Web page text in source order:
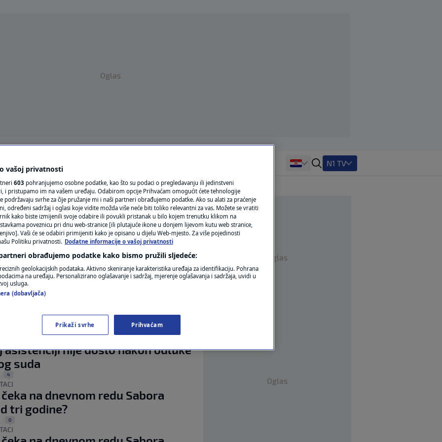
Oglas
N1 TEME
REGIJA
MAGAZIN
N1 KOMENTAR
KOLUMNE
VIDEO
N1 TV
O MILI MORALIĆ
Živjeti na Milin način
9. ožu.| 11
BOŽIĆ
Sjena: Još nijedno jedino rješenje o
asistenciji nije došlo nakon odluke
suda
4
na dnevnom redu Sabora
tri godine?
0
Oglas
Oglas
vašoj privatnosti
603 pohranjujemo osobne podatke, kao što su podaci o pregledavanju ili jedinstveni
i pristupamo im na vašem uređaju. Odabirom opcije Prihvaćam omogućit ćete tehnologije
podržavaju svrhe za čije pružanje mi i naši partneri obrađujemo podatke. Ako su alati za praćenje
određeni sadržaj i oglasi koje vidite možda više neće biti toliko relevantni za vas. Možete se vratiti
kako biste izmijenili svoje odabire ili povukli pristanak u bilo kojem trenutku klikom na
poveznicu pri dnu web-stranice [ili plutajuće ikone u donjem lijevom kutu web stranice,
Vaši će se odabiri primijeniti kako je opisano u dijelu Web-mjesto. Za više pojedinosti
Politiku privatnosti. Dodatne informacije o vašoj privatnosti
obrađujemo podatke kako bismo pružili sljedeće:
geolokacijskih podataka. Aktivno skeniranje karakteristika uređaja za identifikaciju. Pohrana
na uređaju. Personalizirano oglašavanje i sadržaj, mjerenje oglašavanja i sadržaja, uvidi u
usluga.
(dobavljača)
Prikaži svrhe Prihvaćam